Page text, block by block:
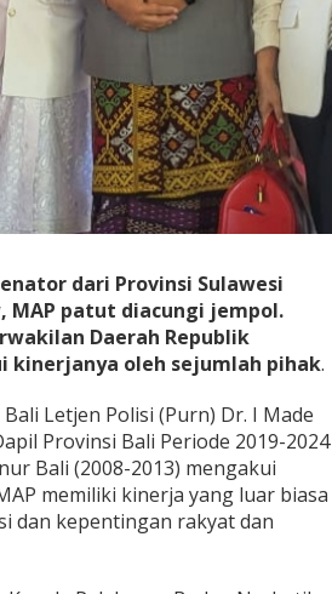
dari Provinsi Sulawesi
MAP patut diacungi jempol.
Daerah Republik
kinerjanya oleh sejumlah pihak.
Letjen Polisi (Purn) Dr. I Made
Provinsi Bali Periode 2019-2024
Bali (2008-2013) mengakui
memiliki kinerja yang luar biasa
dan kepentingan rakyat dan